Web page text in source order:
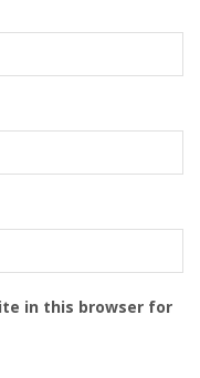
in this browser for